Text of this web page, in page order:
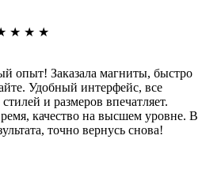
★ ★ ★
опыт! Заказала магниты, быстро
Удобный интерфейс, все
и размеров впечатляет.
качество на высшем уровне. В
точно вернусь снова!